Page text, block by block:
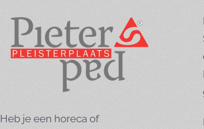
Heb je een horeca of